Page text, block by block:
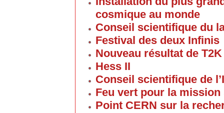
cosmique au monde
Conseil scientifique du
Festival des deux Infinis
Nouveau résultat de T2K
Hess II
Conseil scientifique de
Feu vert pour la
Point CERN sur la